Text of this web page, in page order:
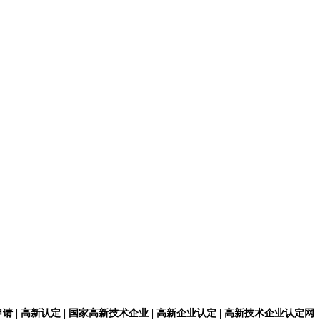
请 | 高新认定 | 国家高新技术企业 | 高新企业认定 | 高新技术企业认定网